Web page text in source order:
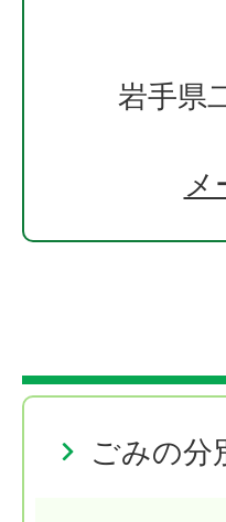
岩手県
メ
ごみの分